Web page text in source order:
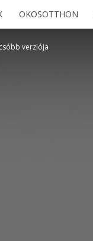
OKOSOTTHON
verziója